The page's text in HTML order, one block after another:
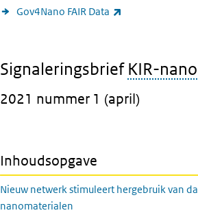
Gov4Nano FAIR Data
Signaleringsbrief KIR-nano
2021 nummer 1 (april)
Inhoudsopgave
Nieuw netwerk stimuleert hergebruik van
nanomaterialen